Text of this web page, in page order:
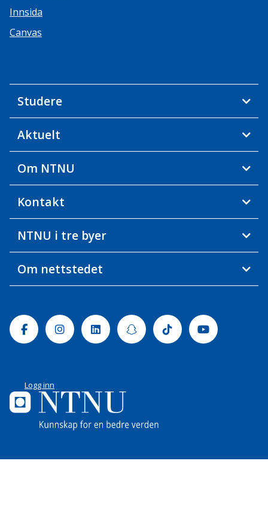
Innsida
Canvas
Studere
Aktuelt
Om NTNU
Kontakt
NTNU i tre byer
Om nettstedet
FacebookInstagramLinkedinSnapchatTiktok Youtube
Logg inn